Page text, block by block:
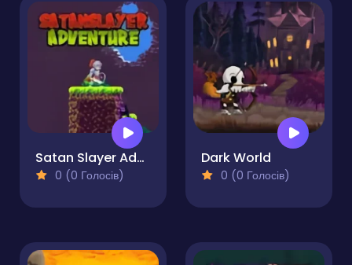
Satan Slayer Adventure
0 (0 Голосів)
Dark World
0 (0 Голосів)